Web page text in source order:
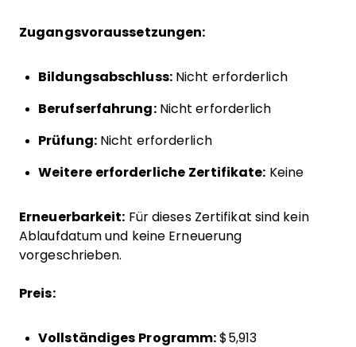
Zugangsvoraussetzungen:
Bildungsabschluss:Nicht erforderlich
Berufserfahrung:Nicht erforderlich
Prüfung:Nicht erforderlich
Weitere erforderliche Zertifikate: Keine
Erneuerbarkeit: Für dieses Zertifikat sind kein
Ablaufdatum und keine Erneuerung
vorgeschrieben.
Preis:
Vollständiges Programm: $5,913